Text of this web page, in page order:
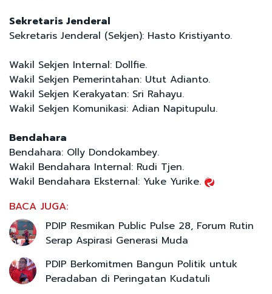
Sekretaris Jenderal
Sekretaris Jenderal (Sekjen): Hasto Kristiyanto.
Wakil Sekjen Internal: Dollfie.
Wakil Sekjen Pemerintahan: Utut Adianto.
Wakil Sekjen Kerakyatan: Sri Rahayu.
Wakil Sekjen Komunikasi: Adian Napitupulu.
Bendahara
Bendahara: Olly Dondokambey.
Wakil Bendahara Internal: Rudi Tjen.
Wakil Bendahara Eksternal: Yuke Yurike.
BACA JUGA:
PDIP Resmikan Public Pulse 28, Forum Rutin
Serap Aspirasi Generasi Muda
PDIP Berkomitmen Bangun Politik untuk
Peradaban di Peringatan Kudatuli